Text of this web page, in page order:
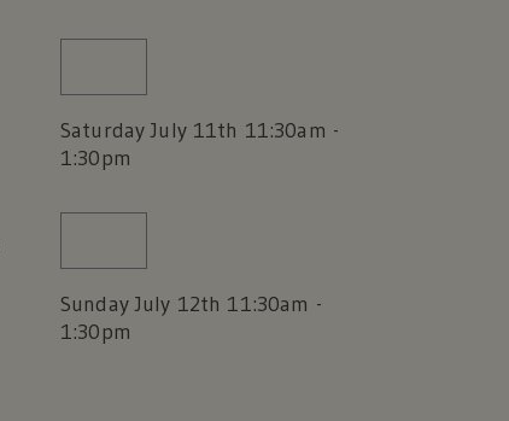
Saturday July 11th 11:30am -
1:30pm
Sunday July 12th 11:30am -
1:30pm